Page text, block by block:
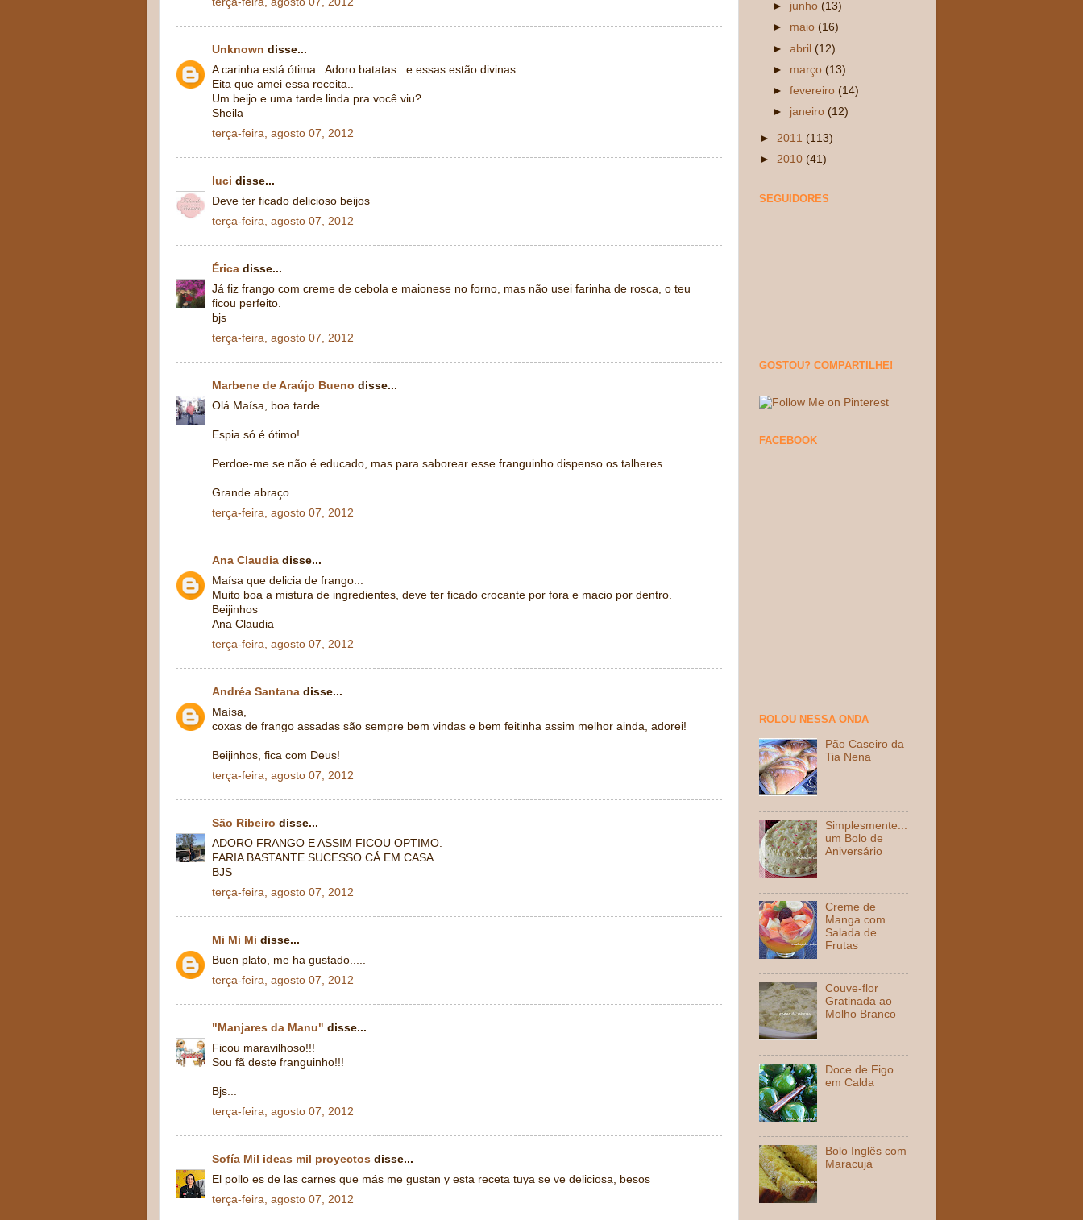
Unknown disse...
A carinha está ótima.. Adoro batatas.. e essas estão divinas..
Eita que amei essa receita..
Um beijo e uma tarde linda pra você viu?
Sheila
terça-feira, agosto 07, 2012
luci disse...
Deve ter ficado delicioso beijos
terça-feira, agosto 07, 2012
Érica disse...
Já fiz frango com creme de cebola e maionese no forno, mas não usei farinha de rosca, o teu
ficou perfeito.
bjs
terça-feira, agosto 07, 2012
Marbene de Araújo Bueno disse...
Olá Maísa, boa tarde.
Espia só é ótimo!
Perdoe-me se não é educado, mas para saborear esse franguinho dispenso os talheres.
Grande abraço.
terça-feira, agosto 07, 2012
Ana Claudia disse...
Maísa que delicia de frango...
Muito boa a mistura de ingredientes, deve ter ficado crocante por fora e macio por dentro.
Beijinhos
Ana Claudia
terça-feira, agosto 07, 2012
Andréa Santana disse...
Maísa,
coxas de frango assadas são sempre bem vindas e bem feitinha assim melhor ainda, adorei!
Beijinhos, fica com Deus!
terça-feira, agosto 07, 2012
São Ribeiro disse...
ADORO FRANGO E ASSIM FICOU OPTIMO.
FARIA BASTANTE SUCESSO CÁ EM CASA.
BJS
terça-feira, agosto 07, 2012
Mi Mi Mi disse...
Buen plato, me ha gustado.....
terça-feira, agosto 07, 2012
"Manjares da Manu" disse...
Ficou maravilhoso!!!
Sou fã deste franguinho!!!
Bjs...
terça-feira, agosto 07, 2012
Sofía Mil ideas mil proyectos disse...
El pollo es de las carnes que más me gustan y esta receta tuya se ve deliciosa, besos
terça-feira, agosto 07, 2012
► junho (13)
► maio (16)
►abril (12)
► março (13)
►fevereiro (14)
► janeiro (12)
► 2011 (113)
► 2010 (41)
SEGUIDORES
GOSTOU? COMPARTILHE!
FACEBOOK
ROLOU NESSA ONDA
Pão Caseiro da
Tia Nena
Simplesmente...
um Bolo de
Aniversário
Creme de
Manga com
Salada de
Frutas
Couve-flor
Gratinada ao
Molho Branco
Doce de Figo
em Calda
Bolo Inglês com
Maracujá